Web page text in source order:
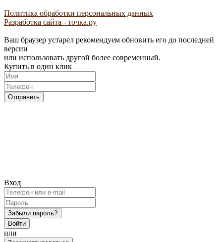
Политика обработки персональных данных
Разработка сайта - точка.ру
Ваш браузер устарел рекомендуем обновить его до последней
версии
или использовать другой более современный.
Купить в один клик
Отправить
Вход
Забыли пароль?
Войти
или